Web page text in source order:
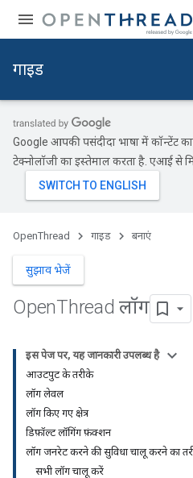
गाइड
Google आपकी पसंदीदा भाषा में कॉन्टेंट
टेक्नोलॉजी का इस्तेमाल करता है. एआई से
OpenThread गाइड बनाएं
सुझाव भेजें
OpenThread लॉग
इस पेज पर, यह जानकारी उपलब्ध है
आउटपुट के तरीके
लॉग लेवल
लॉग किए गए क्षेत्र
डिफ़ॉल्ट लॉगिंग फ़ंक्शन
लॉग जनरेट करने की सुविधा चालू करने का
सभी लॉग चालू करें